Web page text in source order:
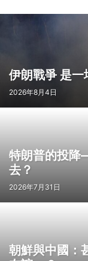
伊朗戰爭 是一
2026年8月4日
特朗普的投
去？
2026年7月31日
朝鮮與中國：